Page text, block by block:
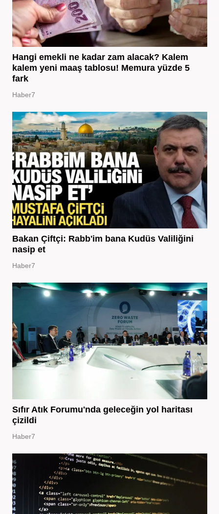
Hangi emekli ne kadar zam alacak? Kalem
kalem yeni maaş tablosu! Memura yüzde 5
fark
Haber7
Bakan Çiftçi: Rabb'im bana Kudüs Valiliğini
nasip et
Haber7
Sıfır Atık Forumu'nda geleceğin yol haritası
çizildi
Haber7